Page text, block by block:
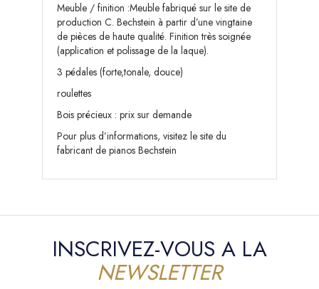
Meuble / finition :Meuble fabriqué sur le site de
production C. Bechstein à partir d’une vingtaine
de pièces de haute qualité. Finition très soignée
(application et polissage de la laque).
3 pédales (forte,tonale, douce)
roulettes
Bois précieux : prix sur demande
Pour plus d’informations, visitez le site du
fabricant de pianos Bechstein
INSCRIVEZ-VOUS A LA
NEWSLETTER